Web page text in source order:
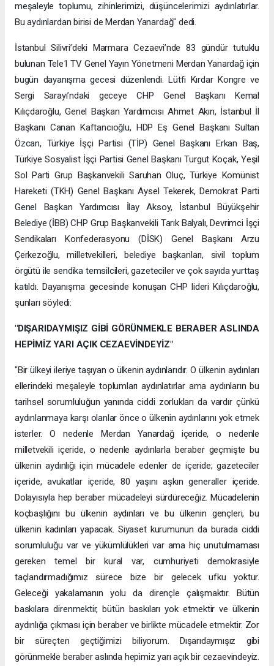
meşaleyle toplumu, zihinlerimizi, düşüncelerimizi aydınlatırlar.
Bu aydınlardan birisi de Merdan Yanardağ" dedi.
İstanbul Silivri’deki Marmara Cezaevi’nde 83 gündür tutuklu
bulunan Tele1 TV Genel Yayın Yönetmeni Merdan Yanardağ için
bugün dayanışma gecesi düzenlendi. Lütfi Kırdar Kongre ve
Sergi Sarayı’ndaki geceye CHP Genel Başkanı Kemal
Kılıçdaroğlu, Genel Başkan Yardımcısı Ahmet Akın, İstanbul İl
Başkanı Canan Kaftancıoğlu, HDP Eş Genel Başkanı Sultan
Özcan, Türkiye İşçi Partisi (TİP) Genel Başkanı Erkan Baş,
Türkiye Sosyalist İşçi Partisi Genel Başkanı Turgut Koçak, Yeşil
Sol Parti Grup Başkanvekili Saruhan Oluç, Türkiye Komünist
Hareketi (TKH) Genel Başkanı Aysel Tekerek, Demokrat Parti
Genel Başkan Yardımcısı İlay Aksoy, İstanbul Büyükşehir
Belediye (İBB) CHP Grup Başkanvekili Tarık Balyalı, Devrimci İşçi
Sendikaları Konfederasyonu (DİSK) Genel Başkanı Arzu
Çerkezoğlu, milletvekilleri, belediye başkanları, sivil toplum
örgütü ile sendika temsilcileri, gazeteciler ve çok sayıda yurttaş
katıldı. Dayanışma gecesinde konuşan CHP lideri Kılıçdaroğlu,
şunları söyledi:
"DIŞARIDAYMIŞIZ GİBİ GÖRÜNMEKLE BERABER ASLINDA
HEPİMİZ YARI AÇIK CEZAEVİNDEYİZ"
"Bir ülkeyi ileriye taşıyan o ülkenin aydınlarıdır. O ülkenin aydınları
ellerindeki meşaleyle toplumları aydınlatırlar ama aydınların bu
tarihsel sorumluluğun yanında ciddi zorlukları da vardır çünkü
aydınlanmaya karşı olanlar önce o ülkenin aydınlarını yok etmek
isterler. O nedenle Merdan Yanardağ içeride, o nedenle
milletvekili içeride, o nedenle aydınlarla beraber geçmişte bu
ülkenin aydınlığı için mücadele edenler de içeride; gazeteciler
içeride, avukatlar içeride, 80 yaşını aşkın generaller içeride.
Dolayısıyla hep beraber mücadeleyi sürdüreceğiz. Mücadelenin
koçbaşlığını bu ülkenin aydınları ve bu ülkenin gençleri, bu
ülkenin kadınları yapacak. Siyaset kurumunun da burada ciddi
sorumluluğu var ve yükümlülükleri var ama hiç unutulmaması
gereken temel bir kural var, cumhuriyeti demokrasiyle
taçlandırmadığımız sürece bize bir gelecek ufku yoktur.
Geleceği yakalamanın yolu da dirençle çalışmaktır. Bütün
baskılara direnmektir, bütün baskıları yok etmektir ve ülkenin
aydınlığa çıkması için beraber ve birlikte mücadele etmektir. Zor
bir süreçten geçtiğimizi biliyorum. Dışarıdaymışız gibi
görünmekle beraber aslında hepimiz yarı açık bir cezaevindeyiz.